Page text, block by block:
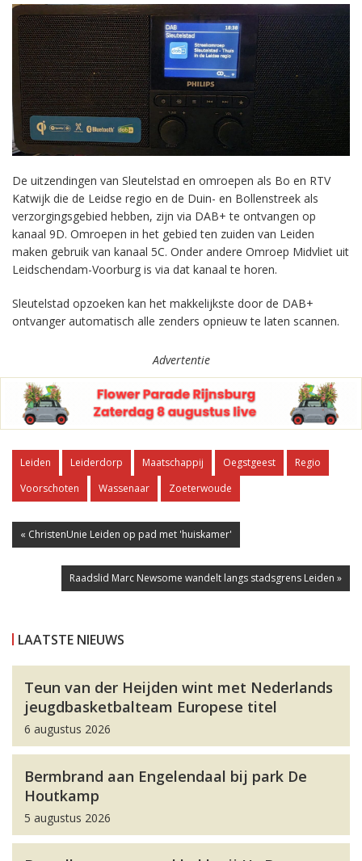
De uitzendingen van Sleutelstad en omroepen als Bo en RTV
Katwijk die de Leidse regio en de Duin- en Bollenstreek als
verzorgingsgebied hebben, zijn via DAB+ te ontvangen op
kanaal 9D. Omroepen in het gebied ten zuiden van Leiden
maken gebruik van kanaal 5C. Onder andere Omroep Midvliet uit
Leidschendam-Voorburg is via dat kanaal te horen.
Sleutelstad opzoeken kan het makkelijkste door de DAB+
ontvanger automatisch alle zenders opnieuw te laten scannen.
Advertentie
Leiden Leiderdorp Maatschappij Oegstgeest
Regio
Voorschoten
Wassenaar Zoeterwoude
« ChristenUnie Leiden op pad met 'huiskamer'
Raadslid Marc Newsome wandelt langs stadsgrens Leiden »
LAATSTE NIEUWS
Teun van der Heijden wint met Nederlands
jeugdbasketbalteam Europese titel
6 augustus 2026
Bermbrand aan Engelendaal bij park De
Houtkamp
5 augustus 2026